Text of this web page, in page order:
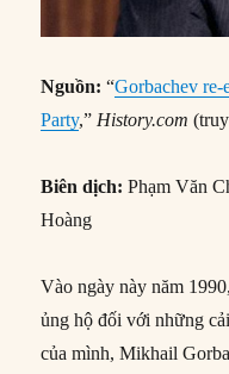
Nguồn: “Gorbachev re-
Party,” History.com
Biên dịch: Phạm Văn
Hoàng
Vào ngày này năm
ủng hộ đối với những
của mình, Mikhail